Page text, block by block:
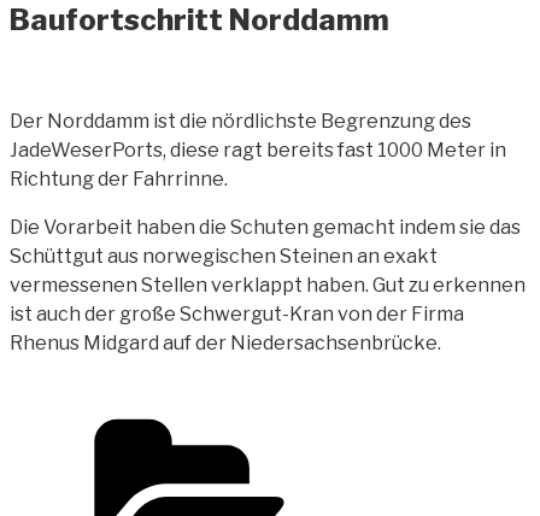
Baufortschritt Norddamm
Der Norddamm ist die nördlichste Begrenzung des
JadeWeserPorts, diese ragt bereits fast 1000 Meter in
Richtung der Fahrrinne.
Die Vorarbeit haben die Schuten gemacht indem sie das
Schüttgut aus norwegischen Steinen an exakt
vermessenen Stellen verklappt haben. Gut zu erkennen
ist auch der große Schwergut-Kran von der Firma
Rhenus Midgard auf der Niedersachsenbrücke.